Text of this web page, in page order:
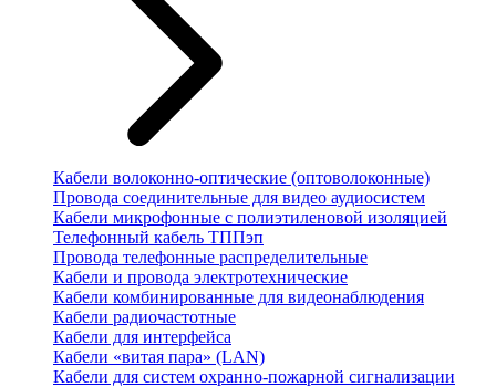
Кабели волоконно-оптические (оптоволоконные)
Провода соединительные для видео аудиосистем
Кабели микрофонные с полиэтиленовой изоляцией
Телефонный кабель ТППэп
Провода телефонные распределительные
Кабели и провода электротехнические
Кабели комбинированные для видеонаблюдения
Кабели радиочастотные
Кабели для интерфейса
Кабели «витая пара» (LAN)
Кабели для систем охранно-пожарной сигнализации